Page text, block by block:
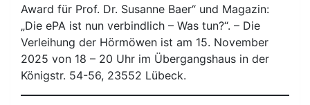
Award für Prof. Dr. Susanne Baer“ und Magazin:
„Die ePA ist nun verbindlich – Was tun?“. – Die
Verleihung der Hörmöwen ist am 15. November
2025 von 18 – 20 Uhr im Übergangshaus in der
Königstr. 54-56, 23552 Lübeck.